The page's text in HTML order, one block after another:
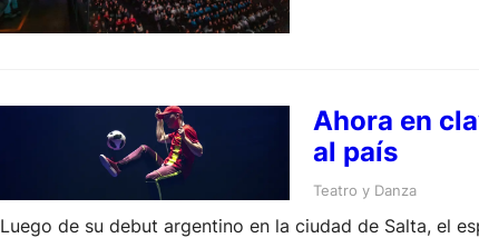
Ahora en
al país
Teatro y Danza
Luego de su debut argentino en la ciudad de Salta, el